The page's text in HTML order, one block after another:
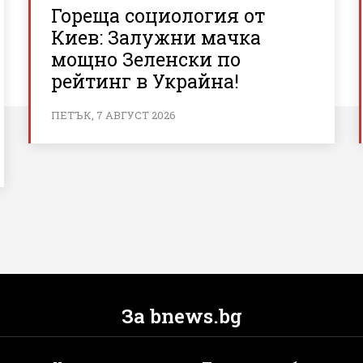
Гореща социология от
Киев: Залужни мачка
мощно Зеленски по
рейтинг в Украйна!
ПЕТЪК, 7 АВГУСТ 2026
За bnews.bg